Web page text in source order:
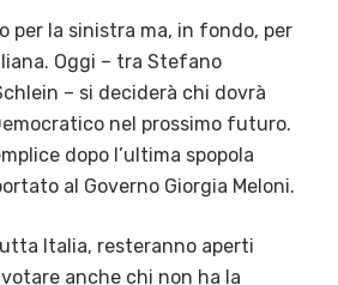
per la sinistra ma, in fondo, per
Oggi – tra Stefano
– si deciderà chi dovrà
nel prossimo futuro.
dopo l’ultima spopola
al Governo Giorgia Meloni.
Italia, resteranno aperti
anche chi non ha la